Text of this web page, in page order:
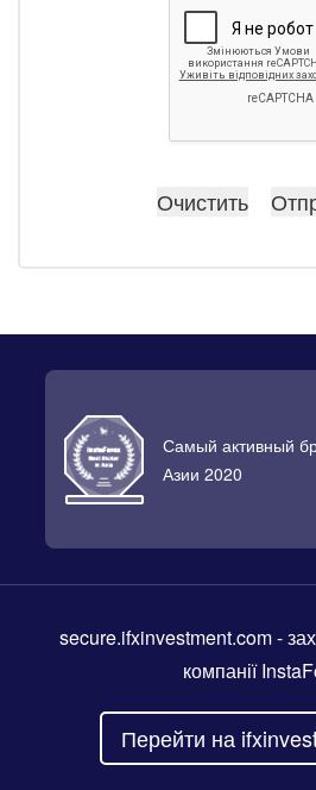
Самый активный
Азии 2020
secure.ifxinvestment.com-
компанії
Перейти на